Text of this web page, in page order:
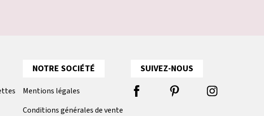
NOTRE SOCIÉTÉ
Mentions légales
Conditions générales de vente
SUIVEZ-NOUS